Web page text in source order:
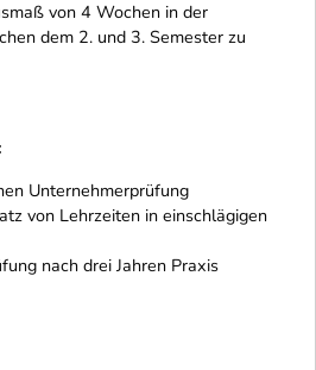
von 4 Wochen in der
dem 2. und 3. Semester zu
Unternehmerprüfung
von Lehrzeiten in einschlägigen
nach drei Jahren Praxis